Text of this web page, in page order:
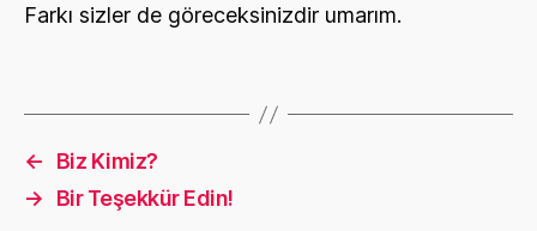
Farkı sizler de göreceksinizdir umarım.
←
Biz Kimiz?
→
Bir Teşekkür Edin!